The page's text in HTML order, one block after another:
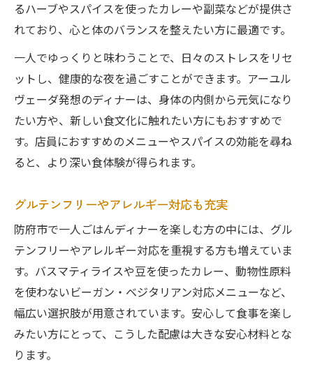
るハーブやスパイスを使ったカレーや副菜などが提供さ
れており、心と体のバランスを整えたい方に最適です。
一人でゆっくりと味わうことで、日々のストレスをリセ
ットし、健康的な夜を過ごすことができます。アーユル
ヴェーダ発想のディナーは、身体の内側から元気になり
たい方や、新しい食文化に触れたい方にもおすすめで
す。店員におすすめのメニューやスパイスの効能を尋ね
ると、より深い食体験が得られます。
グルテンフリーやアレルギー対応も充実
防府市で一人ごはんディナーを楽しむ方の中には、グル
テンフリーやアレルギー対応を重視する方も増えていま
す。バスマティライスや豆を使ったカレー、動物性原料
を使わないビーガン・ベジタリアン対応メニューなど、
幅広い選択肢が用意されています。安心して食事を楽し
みたい方にとって、こうした配慮は大きな安心材料とな
ります。